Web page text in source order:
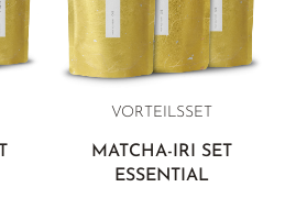
VORTEILSSET
MATCHA-IRI SET
ESSENTIAL